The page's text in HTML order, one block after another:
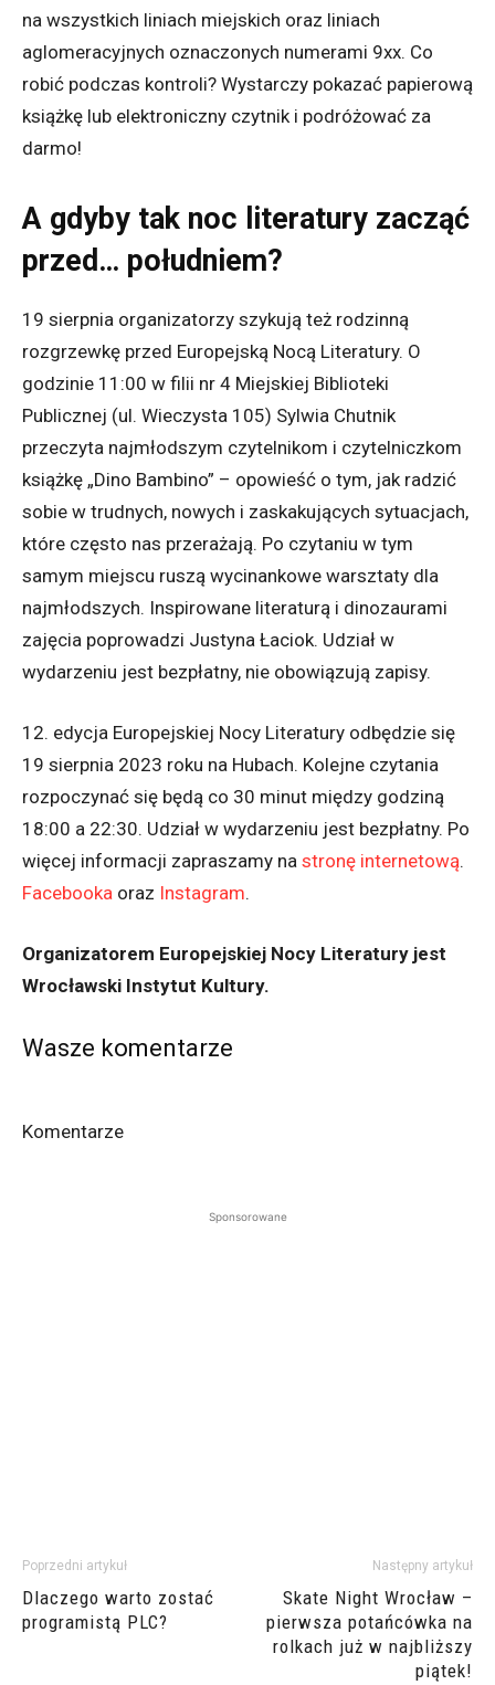
na wszystkich liniach miejskich oraz liniach
aglomeracyjnych oznaczonych numerami 9xx. Co
robić podczas kontroli? Wystarczy pokazać papierową
książkę lub elektroniczny czytnik i podróżować za
darmo!
A gdyby tak noc literatury zacząć
przed… południem?
19 sierpnia organizatorzy szykują też rodzinną
rozgrzewkę przed Europejską Nocą Literatury. O
godzinie 11:00 w filii nr 4 Miejskiej Biblioteki
Publicznej (ul. Wieczysta 105) Sylwia Chutnik
przeczyta najmłodszym czytelnikom i czytelniczkom
książkę „Dino Bambino” – opowieść o tym, jak radzić
sobie w trudnych, nowych i zaskakujących sytuacjach,
które często nas przerażają. Po czytaniu w tym
samym miejscu ruszą wycinankowe warsztaty dla
najmłodszych. Inspirowane literaturą i dinozaurami
zajęcia poprowadzi Justyna Łaciok. Udział w
wydarzeniu jest bezpłatny, nie obowiązują zapisy.
12. edycja Europejskiej Nocy Literatury odbędzie się
19 sierpnia 2023 roku na Hubach. Kolejne czytania
rozpoczynać się będą co 30 minut między godziną
18:00 a 22:30. Udział w wydarzeniu jest bezpłatny. Po
więcej informacji zapraszamy na stronę internetową.
Facebooka oraz Instagram.
Organizatorem Europejskiej Nocy Literatury jest
Wrocławski Instytut Kultury.
Wasze komentarze
Komentarze
Sponsorowane
Poprzedni artykuł
Dlaczego warto zostać
programistą PLC?
Następny artykuł
Skate Night Wrocław –
pierwsza potańcówka na
rolkach już w najbliższy
piątek!